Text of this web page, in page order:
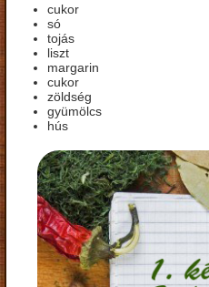
cukor
só
tojás
liszt
margarin
cukor
zöldség
gyümölcs
hús